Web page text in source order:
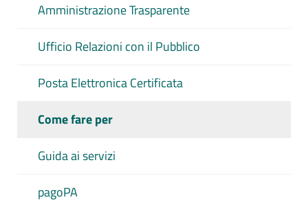
Amministrazione Trasparente
Ufficio Relazioni con il Pubblico
Posta Elettronica Certificata
Come fare per
Guida ai servizi
pagoPA